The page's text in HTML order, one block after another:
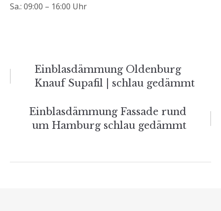
Sa.: 09:00 – 16:00 Uhr
Beitrags-
Navigation
Einblasdämmung Oldenburg
Knauf Supafil | schlau gedämmt
Einblasdämmung Fassade rund
um Hamburg schlau gedämmt